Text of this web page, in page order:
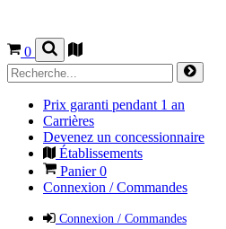
0
Prix garanti pendant 1 an
Carrières
Devenez un concessionnaire
Établissements
Panier0
Connexion / Commandes
Connexion / Commandes